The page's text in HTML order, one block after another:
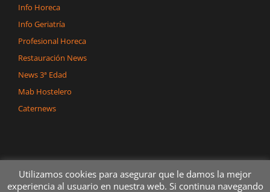
Info Horeca
Info Geriatría
Profesional Horeca
Restauración News
News 3ª Edad
Mab Hostelero
Caternews
Utilizamos cookies para asegurar que le damos la mejor
experiencia al usuario en nuestra web. Si continua navegando